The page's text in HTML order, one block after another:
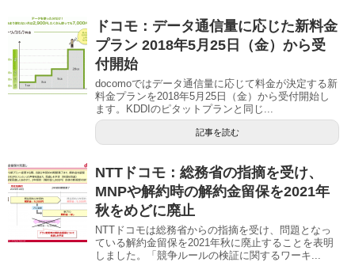
ドコモ：データ通信量に応じた新料金
プラン 2018年5月25日（金）から受
付開始
docomoではデータ通信量に応じて料金が決定する新
料金プランを2018年5月25日（金）から受付開始し
ます。KDDIのピタットプランと同じ...
記事を読む
NTTドコモ：総務省の指摘を受け、
MNPや解約時の解約金留保を2021年
秋をめどに廃止
NTTドコモは総務省からの指摘を受け、問題となっ
ている解約金留保を2021年秋に廃止することを表明
しました。「競争ルールの検証に関するワーキ...